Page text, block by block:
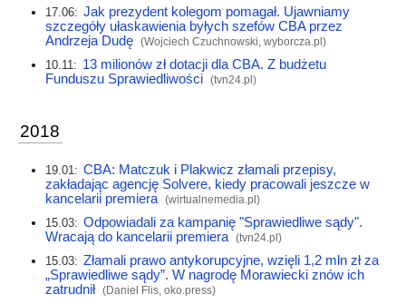
17.06: Jak prezydent kolegom pomagał. Ujawniamy
szczegóły ułaskawienia byłych szefów CBA przez
Andrzeja Dudę (Wojciech Czuchnowski, wyborcza.pl)
10.11: 13 milionów zł dotacji dla CBA. Z budżetu
Funduszu Sprawiedliwości (tvn24.pl)
2018
19.01: CBA: Matczuk i Plakwicz złamali przepisy,
zakładając agencję Solvere, kiedy pracowali jeszcze w
kancelarii premiera (wirtualnemedia.pl)
15.03: Odpowiadali za kampanię "Sprawiedliwe sądy".
Wracają do kancelarii premiera (tvn24.pl)
15.03: Złamali prawo antykorupcyjne, wzięli 1,2 mln zł za
„Sprawiedliwe sądy”. W nagrodę Morawiecki znów ich
zatrudnił (Daniel Flis, oko.press)